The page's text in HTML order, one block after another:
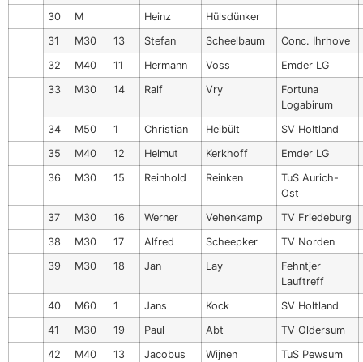
30 M Heinz
Hülsdünker
31
M30 13 Stefan Scheelbaum
Conc. Ihrhove
32
M40 11 Hermann Voss
Emder LG
33
M30 14 Ralf Vry
Fortuna
Logabirum
34
M50 1 Christian Heibült
SV Holtland
35
M40 12 Helmut Kerkhoff
Emder LG
36
M30 15 Reinhold Reinken
TuS Aurich-
Ost
37
M30 16 Werner Vehenkamp
TV Friedeburg
38
M30 17 Alfred Scheepker
TV Norden
39
M30 18 Jan Lay
Fehntjer
Lauftreff
40
M60 1 Jans Kock
SV Holtland
41
M30 19 Paul Abt
TV Oldersum
42
M40 13 Jacobus Wijnen
TuS Pewsum